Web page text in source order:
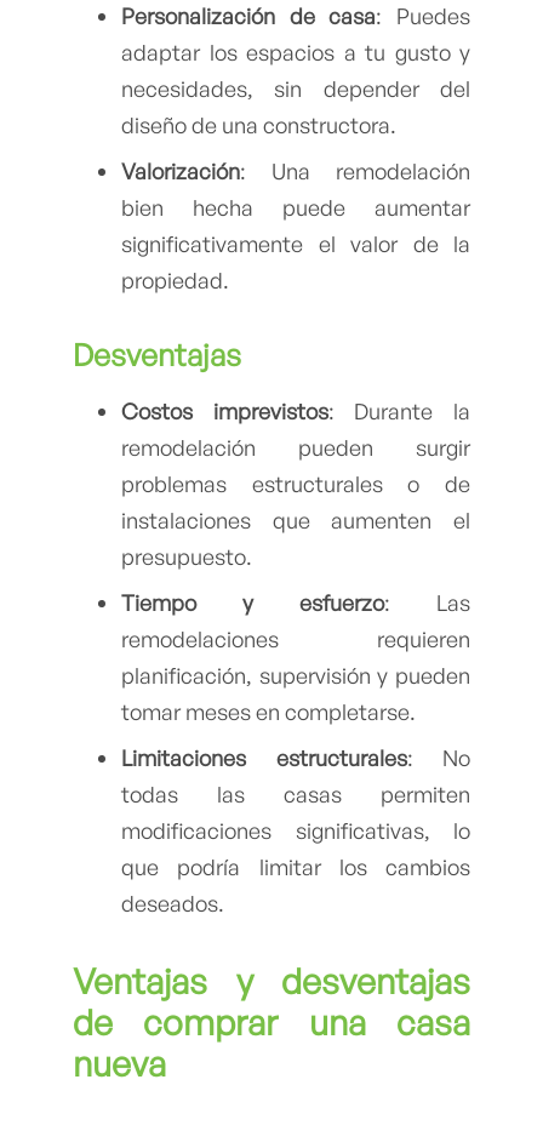
Personalización de casa: Puedes
adaptar los espacios a tu gusto y
necesidades, sin depender del
diseño de una constructora.
Valorización: Una remodelación
bien hecha puede aumentar
significativamente el valor de la
propiedad.
Desventajas
Costos imprevistos: Durante la
remodelación pueden surgir
problemas estructurales o de
instalaciones que aumenten el
presupuesto.
Tiempo y esfuerzo: Las
remodelaciones requieren
planificación, supervisión y pueden
tomar meses en completarse.
Limitaciones estructurales: No
todas las casas permiten
modificaciones significativas, lo
que podría limitar los cambios
deseados.
Ventajas y desventajas
de comprar una casa
nueva